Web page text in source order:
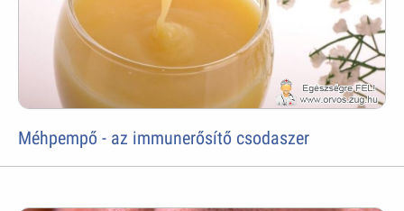
Méhpempő - az immunerősítő csodaszer